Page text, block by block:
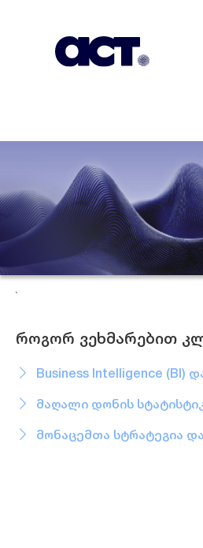
`
როგორ ვეხმარებით
Business Intelligence (BI)
მაღალი დონის
მონაცემთა სტრატეგია